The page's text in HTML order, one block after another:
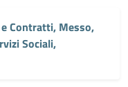
Contratti, Messo,
Sociali,